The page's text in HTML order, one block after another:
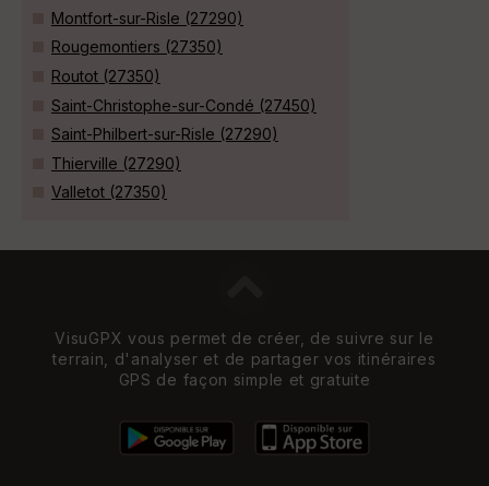
Montfort-sur-Risle (27290)
Rougemontiers (27350)
Routot (27350)
Saint-Christophe-sur-Condé (27450)
Saint-Philbert-sur-Risle (27290)
Thierville (27290)
Valletot (27350)
VisuGPX vous permet de créer, de suivre sur le
terrain, d'analyser et de partager vos itinéraires
GPS de façon simple et gratuite